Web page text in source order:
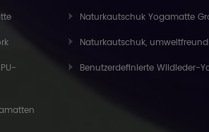
Naturkautschuk Yogamatte Großhandel für
Naturkautschuk, umweltfreundliche, rutschfeste, individuell bedruckte Kork-
Benutzerdefinierte Wildleder-Yogamatte im neuen Design von